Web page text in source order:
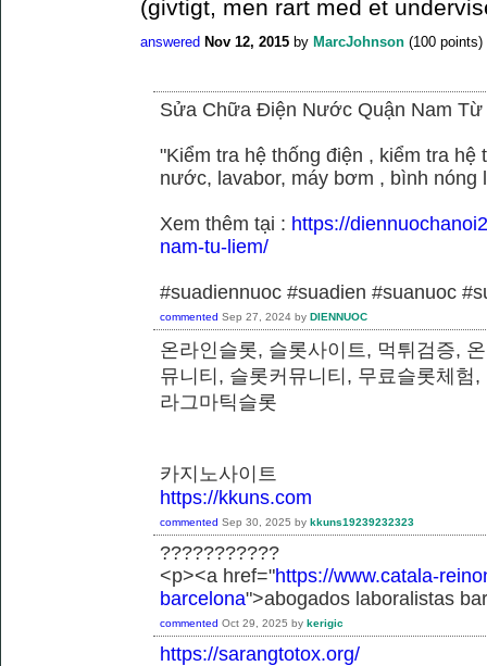
(givtigt, men rart med et
answered Nov 12, 2015 by MarcJohnson (100 points)
Sửa Chữa Điện Nước Quận Nam Từ
"Kiểm tra hệ thống điện , kiểm tra
nước, lavabor, máy bơm , bình nóng
Xem thêm tại : https://
nam-tu-liem/
#suadiennuoc #suadien #suanuoc
commented Sep 27, 2024 by DIENNUOC
온라인슬롯, 슬롯사이트, 먹튀검증,
뮤니티, 슬롯커뮤니티, 무료슬롯체험
라그마틱슬롯
카지노사이트
https://kkuns.com
commented Sep 30, 2025 by kkuns19239232323
???????????
<p><a href="https://www.catala-
barcelona">abogados laboralistas
commented Oct 29, 2025 by kerigic
https://sarangtotox.org/